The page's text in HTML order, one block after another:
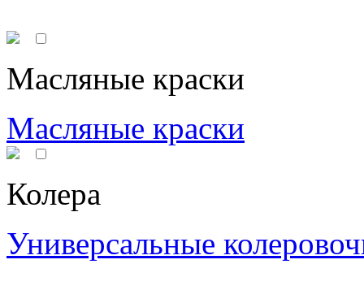
Масляные краски
Масляные краски
Колера
Универсальные